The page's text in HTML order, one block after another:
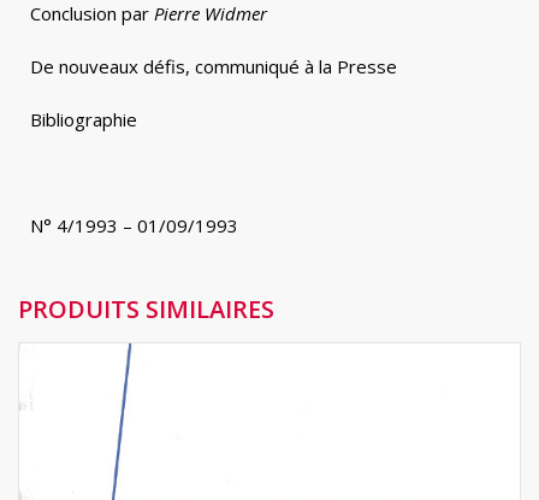
Conclusion par Pierre Widmer
De nouveaux défis, communiqué à la Presse
Bibliographie
N° 4/1993 – 01/09/1993
PRODUITS SIMILAIRES